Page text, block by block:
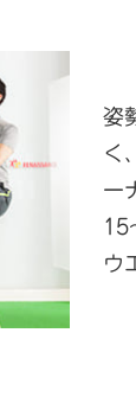
姿
く
ー
15
ウ